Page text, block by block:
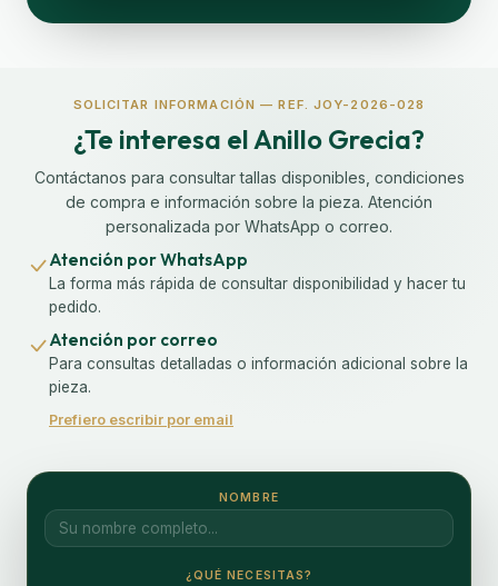
SOLICITAR INFORMACIÓN — REF. JOY-2026-028
¿Te interesa el Anillo Grecia?
Contáctanos para consultar tallas disponibles, condiciones
de compra e información sobre la pieza. Atención
personalizada por WhatsApp o correo.
Atención por WhatsApp
La forma más rápida de consultar disponibilidad y hacer tu
pedido.
Atención por correo
Para consultas detalladas o información adicional sobre la
pieza.
Prefiero escribir por email
NOMBRE
¿QUÉ NECESITAS?